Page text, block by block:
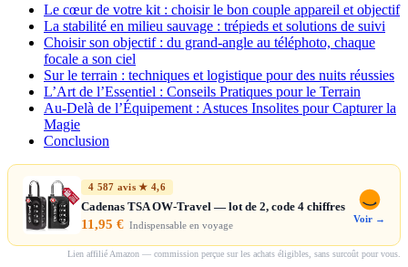
Le cœur de votre kit : choisir le bon couple appareil et objectif
La stabilité en milieu sauvage : trépieds et solutions de suivi
Choisir son objectif : du grand-angle au téléphoto, chaque
focale a son ciel
Sur le terrain : techniques et logistique pour des nuits réussies
L’Art de l’Essentiel : Conseils Pratiques pour le Terrain
Au-Delà de l’Équipement : Astuces Insolites pour Capturer la
Magie
Conclusion
4 587 avis ★ 4,6
Cadenas TSA OW-Travel — lot de 2, code 4 chiffres
11,95 € Indispensable en voyage
Voir →
Lien affilié Amazon — commission perçue sur les achats éligibles, sans surcoût pour vous.